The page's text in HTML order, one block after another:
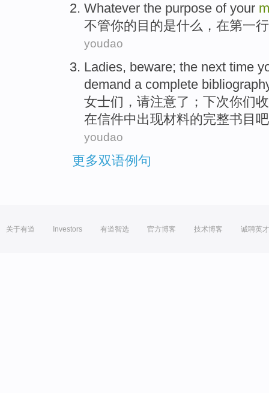
Whatever the purpose of your
不管你的 目的是什么， 在第一行
youdao
Ladies, beware; the next time
demand a complete
女士们 ， 请注意了 ； 下次你们
在信件中出现材料的完整书目吧
youdao
更多双语例句
关于有道 Investors 有道智选 官方博客 技术博客 诚聘英才